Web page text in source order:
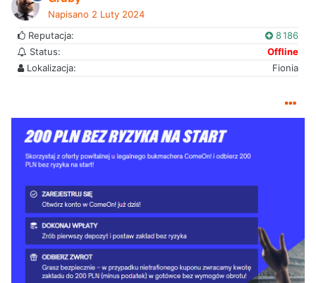
Napisano 2 Luty 2024
Reputacja:
8 186
Status:
Offline
Lokalizacja:
Fionia